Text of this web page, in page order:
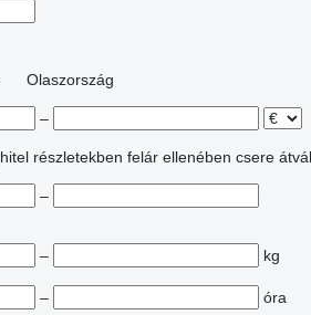
Olaszország
–
hitel részletekben felár ellenében csere
–
–
kg
–
óra